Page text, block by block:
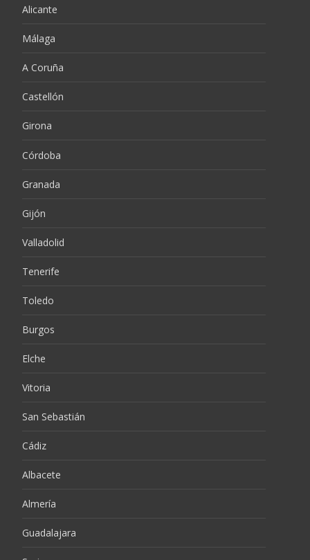
Alicante
Málaga
A Coruña
Castellón
Girona
Córdoba
Granada
Gijón
Valladolid
Tenerife
Toledo
Burgos
Elche
Vitoria
San Sebastián
Cádiz
Albacete
Almería
Guadalajara